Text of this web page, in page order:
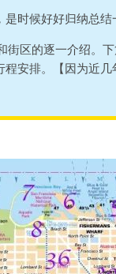
时候好好归纳总结
区的逐一介绍。
安排。【因为近